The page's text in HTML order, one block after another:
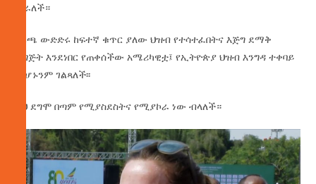
ችራለች።
የሩጫ ውድድሩ ከፍተኛ ቁጥር ያለው ህዝብ የተሳተፈበትና እጅግ ደማቅ
ዝግጅት እንደነበር የጠቀሰችው አሜሪካዊቷ፤ የኢትዮጵያ ህዝብ እንግዳ ተቀባይ
መሆኑንም ገልጻለች፡፡
ይህ ደግሞ በጣም የሚያስደስትና የሚያኮራ ነው ብላለች።